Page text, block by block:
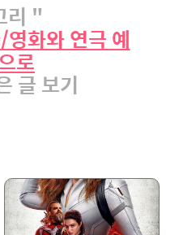
리 "
화와 연극 예
로
글 보기